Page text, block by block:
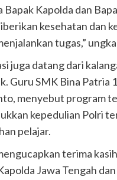
Bapak Kapolda dan
kesehatan dan
tugas,”
juga datang dari
Guru SMK Bina Patria
menyebut program
kepedulian Polri
pelajar.
terima
Jawa Tengah